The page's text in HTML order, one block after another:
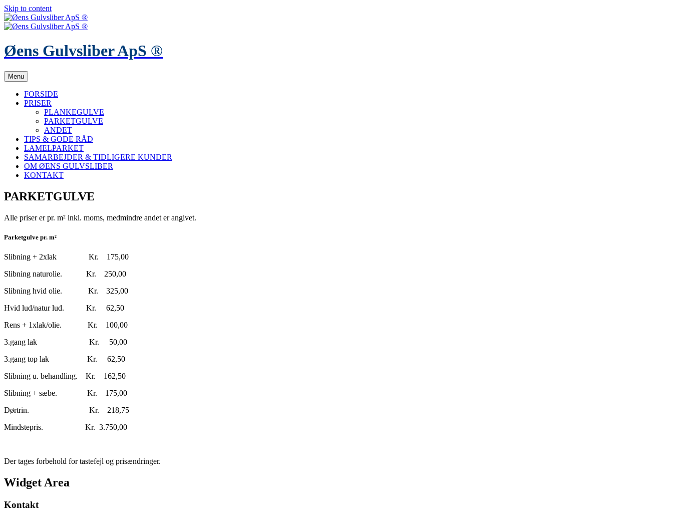
Skip to content
Øens Gulvsliber ApS ®
Menu
FORSIDE
PRISER
PLANKEGULVE
PARKETGULVE
ANDET
TIPS & GODE RÅD
LAMELPARKET
SAMARBEJDER & TIDLIGERE KUNDER
OM ØENS GULVSLIBER
KONTAKT
PARKETGULVE
Alle priser er pr. m² inkl. moms, medmindre andet er angivet.
Parketgulve pr. m²
Slibning + 2xlak Kr. 175,00
Slibning naturolie. Kr. 250,00
Slibning hvid olie. Kr. 325,00
Hvid lud/natur lud. Kr. 62,50
Rens + 1xlak/olie. Kr. 100,00
3.gang lak Kr. 50,00
3.gang top lak Kr. 62,50
Slibning u. behandling. Kr. 162,50
Slibning + sæbe. Kr. 175,00
Dørtrin. Kr. 218,75
Mindstepris. Kr. 3.750,00
Der tages forbehold for tastefejl og prisændringer.
Widget Area
Kontakt